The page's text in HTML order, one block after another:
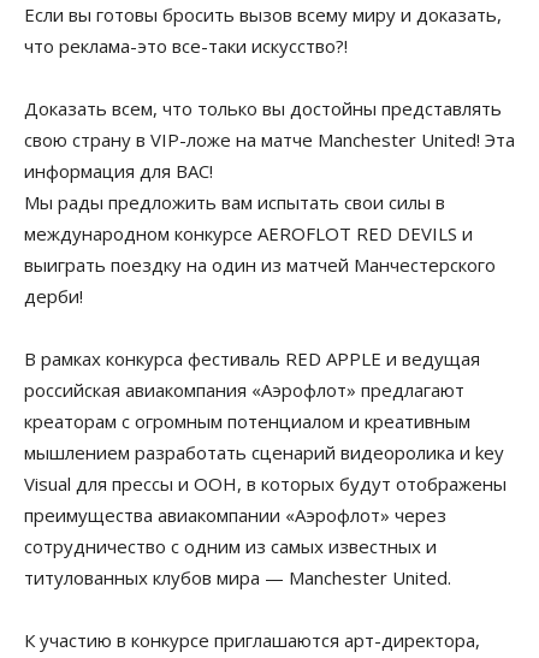
Если вы готовы бросить вызов всему миру и доказать,
что реклама-это все-таки искусство?!
Доказать всем, что только вы достойны представлять
свою страну в VIP-ложе на матче Manchester United! Эта
информация для ВАС!
Мы рады предложить вам испытать свои силы в
международном конкурсе AEROFLOT RED DEVILS и
выиграть поездку на один из матчей Манчестерского
дерби!
В рамках конкурса фестиваль RED APPLE и ведущая
российская авиакомпания «Аэрофлот» предлагают
креаторам с огромным потенциалом и креативным
мышлением разработать сценарий видеоролика и key
Visual для прессы и OOH, в которых будут отображены
преимущества авиакомпании «Аэрофлот» через
сотрудничество с одним из самых известных и
титулованных клубов мира — Manchester United.
К участию в конкурсе приглашаются арт-директора,